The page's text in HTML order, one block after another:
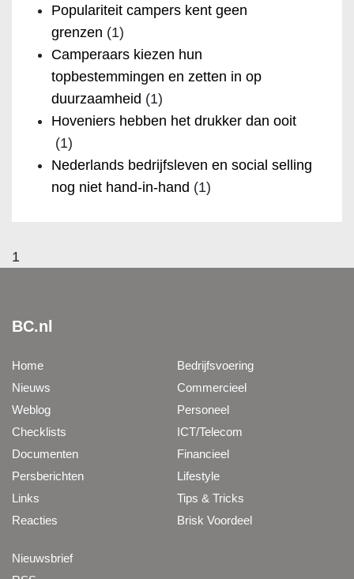
Populariteit campers kent geen
grenzen (1)
Camperaars kiezen hun
topbestemmingen en zetten in op
duurzaamheid (1)
Hoveniers hebben het drukker dan ooit
(1)
Nederlands bedrijfsleven en social selling
nog niet hand-in-hand (1)
1
BC.nl
Home
Nieuws
Weblog
Checklists
Documenten
Persberichten
Links
Reacties
Bedrijfsvoering
Commercieel
Personeel
ICT/Telecom
Financieel
Lifestyle
Tips & Tricks
Brisk Voordeel
Nieuwsbrief